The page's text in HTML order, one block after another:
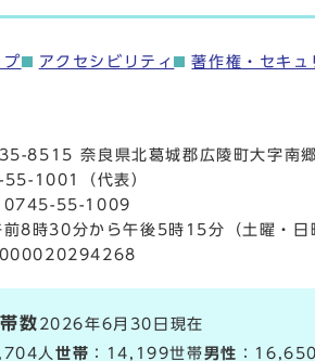
プ アクセシビリティ 著作権・セキュ
8515 奈良県北葛城郡広陵町大字南
1001
（代表）
0745-55-1009
前8時30分から午後5時15分（土曜・日
数 2026年6月30日現在
人世帯 ：14,199世帯男性 ：